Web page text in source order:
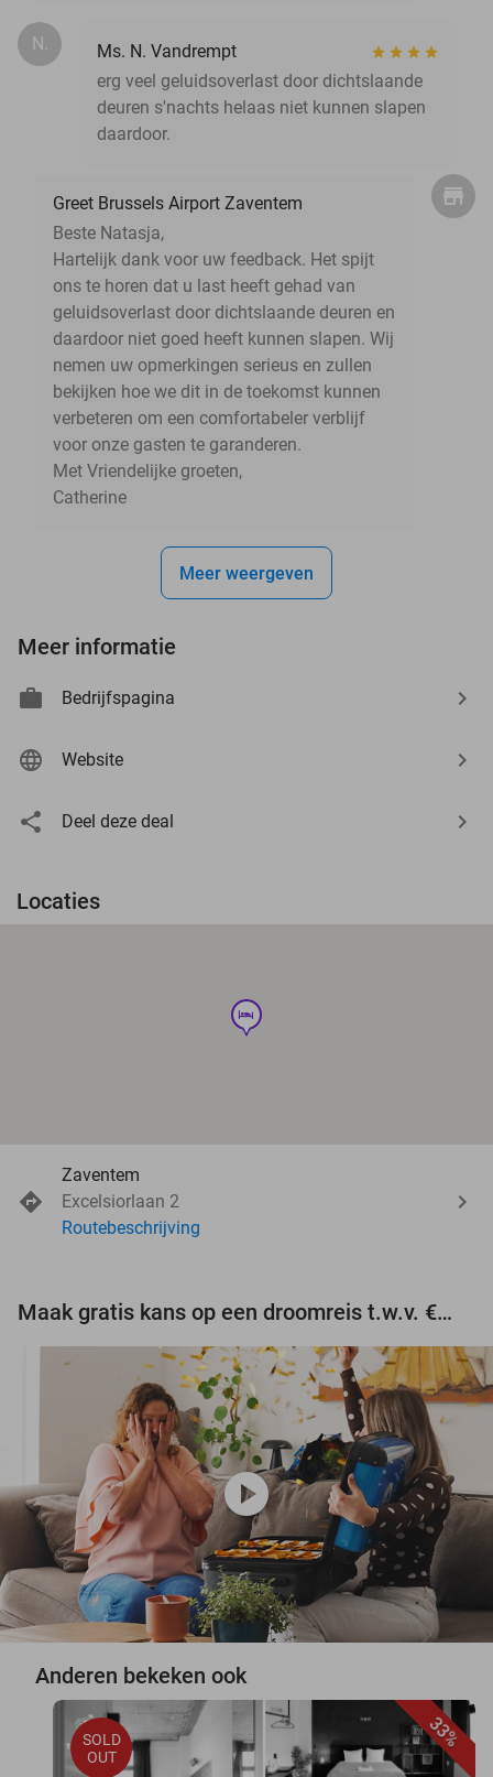
N.
Ms. N. Vandrempt
erg veel geluidsoverlast door dichtslaande
deuren s'nachts helaas niet kunnen slapen
daardoor.
Greet Brussels Airport Zaventem
Beste Natasja,
Hartelijk dank voor uw feedback. Het spijt
ons te horen dat u last heeft gehad van
geluidsoverlast door dichtslaande deuren en
daardoor niet goed heeft kunnen slapen. Wij
nemen uw opmerkingen serieus en zullen
bekijken hoe we dit in de toekomst kunnen
verbeteren om een comfortabeler verblijf
voor onze gasten te garanderen.
Met Vriendelijke groeten,
Catherine
Meer weergeven
Meer informatie
Bedrijfspagina
Website
Deel deze deal
Locaties
hotel
Zaventem
Excelsiorlaan 2
Routebeschrijving
Maak gratis kans op een droomreis t.w.v. €3.000!
play_circle
Anderen bekeken ook
33%
SOLD
OUT